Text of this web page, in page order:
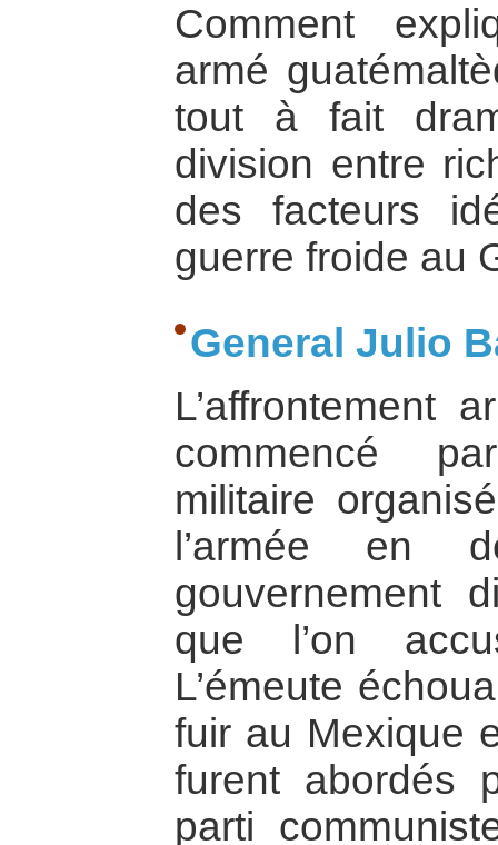
Comment
armé
tout à fait
division entre
des facteurs
guerre froide au
General Julio
L’affrontement
commencé
militaire
l’armée en
gouvernement
que l’on
L’émeute
fuir au Mexique
furent abordés
parti